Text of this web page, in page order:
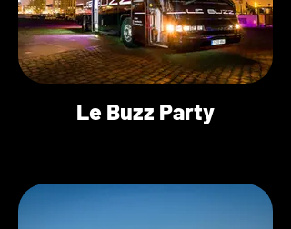
Le Buzz Party